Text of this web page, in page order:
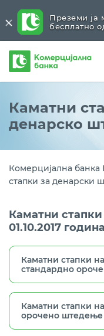
Правни лица
За нас
Блог
Close submenu
Стандардно
НОВО: Орочен
Стимулативно
Комерцијална
банка
Каматни
денарско
Комерцијална
стапки за денарски
Каматни
01.10.2017 година
Каматни стапки
стандардно
Каматни стапки
орочено штедење
Преземи ја
бесплатно